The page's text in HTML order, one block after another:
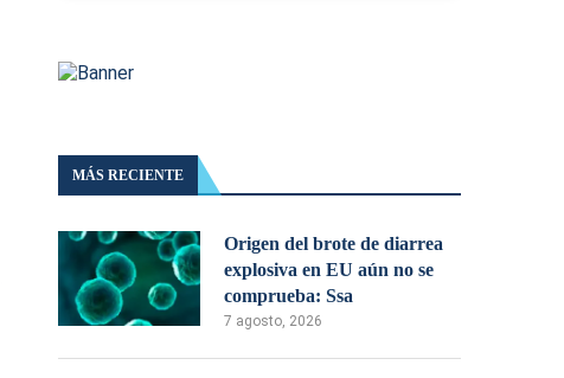
MÁS RECIENTE
Origen del brote de diarrea
explosiva en EU aún no se
comprueba: Ssa
7 agosto, 2026